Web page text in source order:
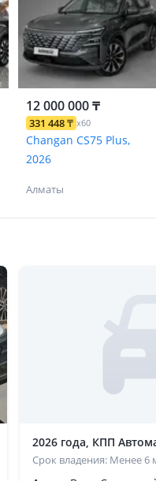
12 000 000 ₸
331 448₸ x60
Changan CS75 Plus,
2026
Алматы
2026 года, КПП
Срок владения: Менее 6